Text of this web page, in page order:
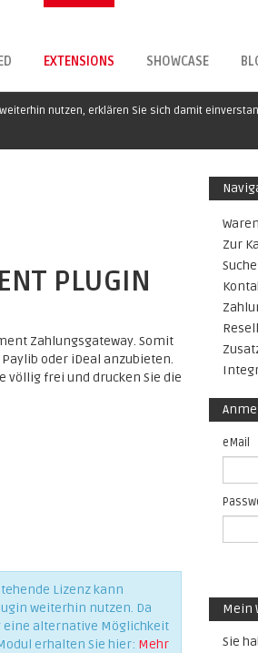
EXTENSIONS SHOWCASE
nutzen, erklären Sie sich damit
PLUGIN
Zahlungsgateway. Somit
oder iDeal anzubieten.
frei und drucken Sie die
Lizenz kann
weiterhin nutzen. Da
eine alternative Möglichkeit
erhalten Sie hier: Mehr
Zur
Suche
eMail
Mein
Sie